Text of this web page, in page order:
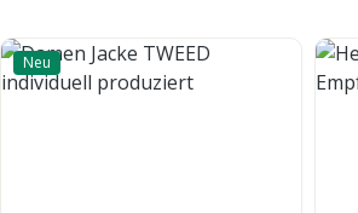
Neu